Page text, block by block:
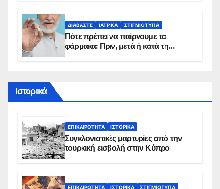
ΔΙΑΒΆΣΤΕ ΙΑΤΡΙΚΆ ΣΤΙΓΜΙΌΤΥΠΑ
Πότε πρέπει να παίρνουμε τα
φάρμακα: Πριν, μετά ή κατά τη
Ιστορικά
ΕΠΙΚΑΙΡΌΤΗΤΑ ΙΣΤΟΡΙΚΆ
Συγκλονιστικές μαρτυρίες από την
τουρκική εισβολή στην Κύπρο
ΕΠΙΚΑΙΡΌΤΗΤΑ ΙΣΤΟΡΙΚΆ ΣΤΙΓΜΙΌΤΥΠΑ